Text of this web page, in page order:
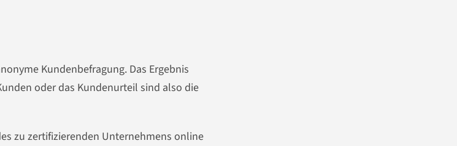
Kundenbefragung. Das Ergebnis
oder das Kundenurteil sind also die
zu zertifizierenden Unternehmens online